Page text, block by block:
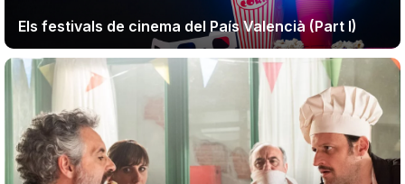
Els festivals de cinema del País Valencià (Part I)